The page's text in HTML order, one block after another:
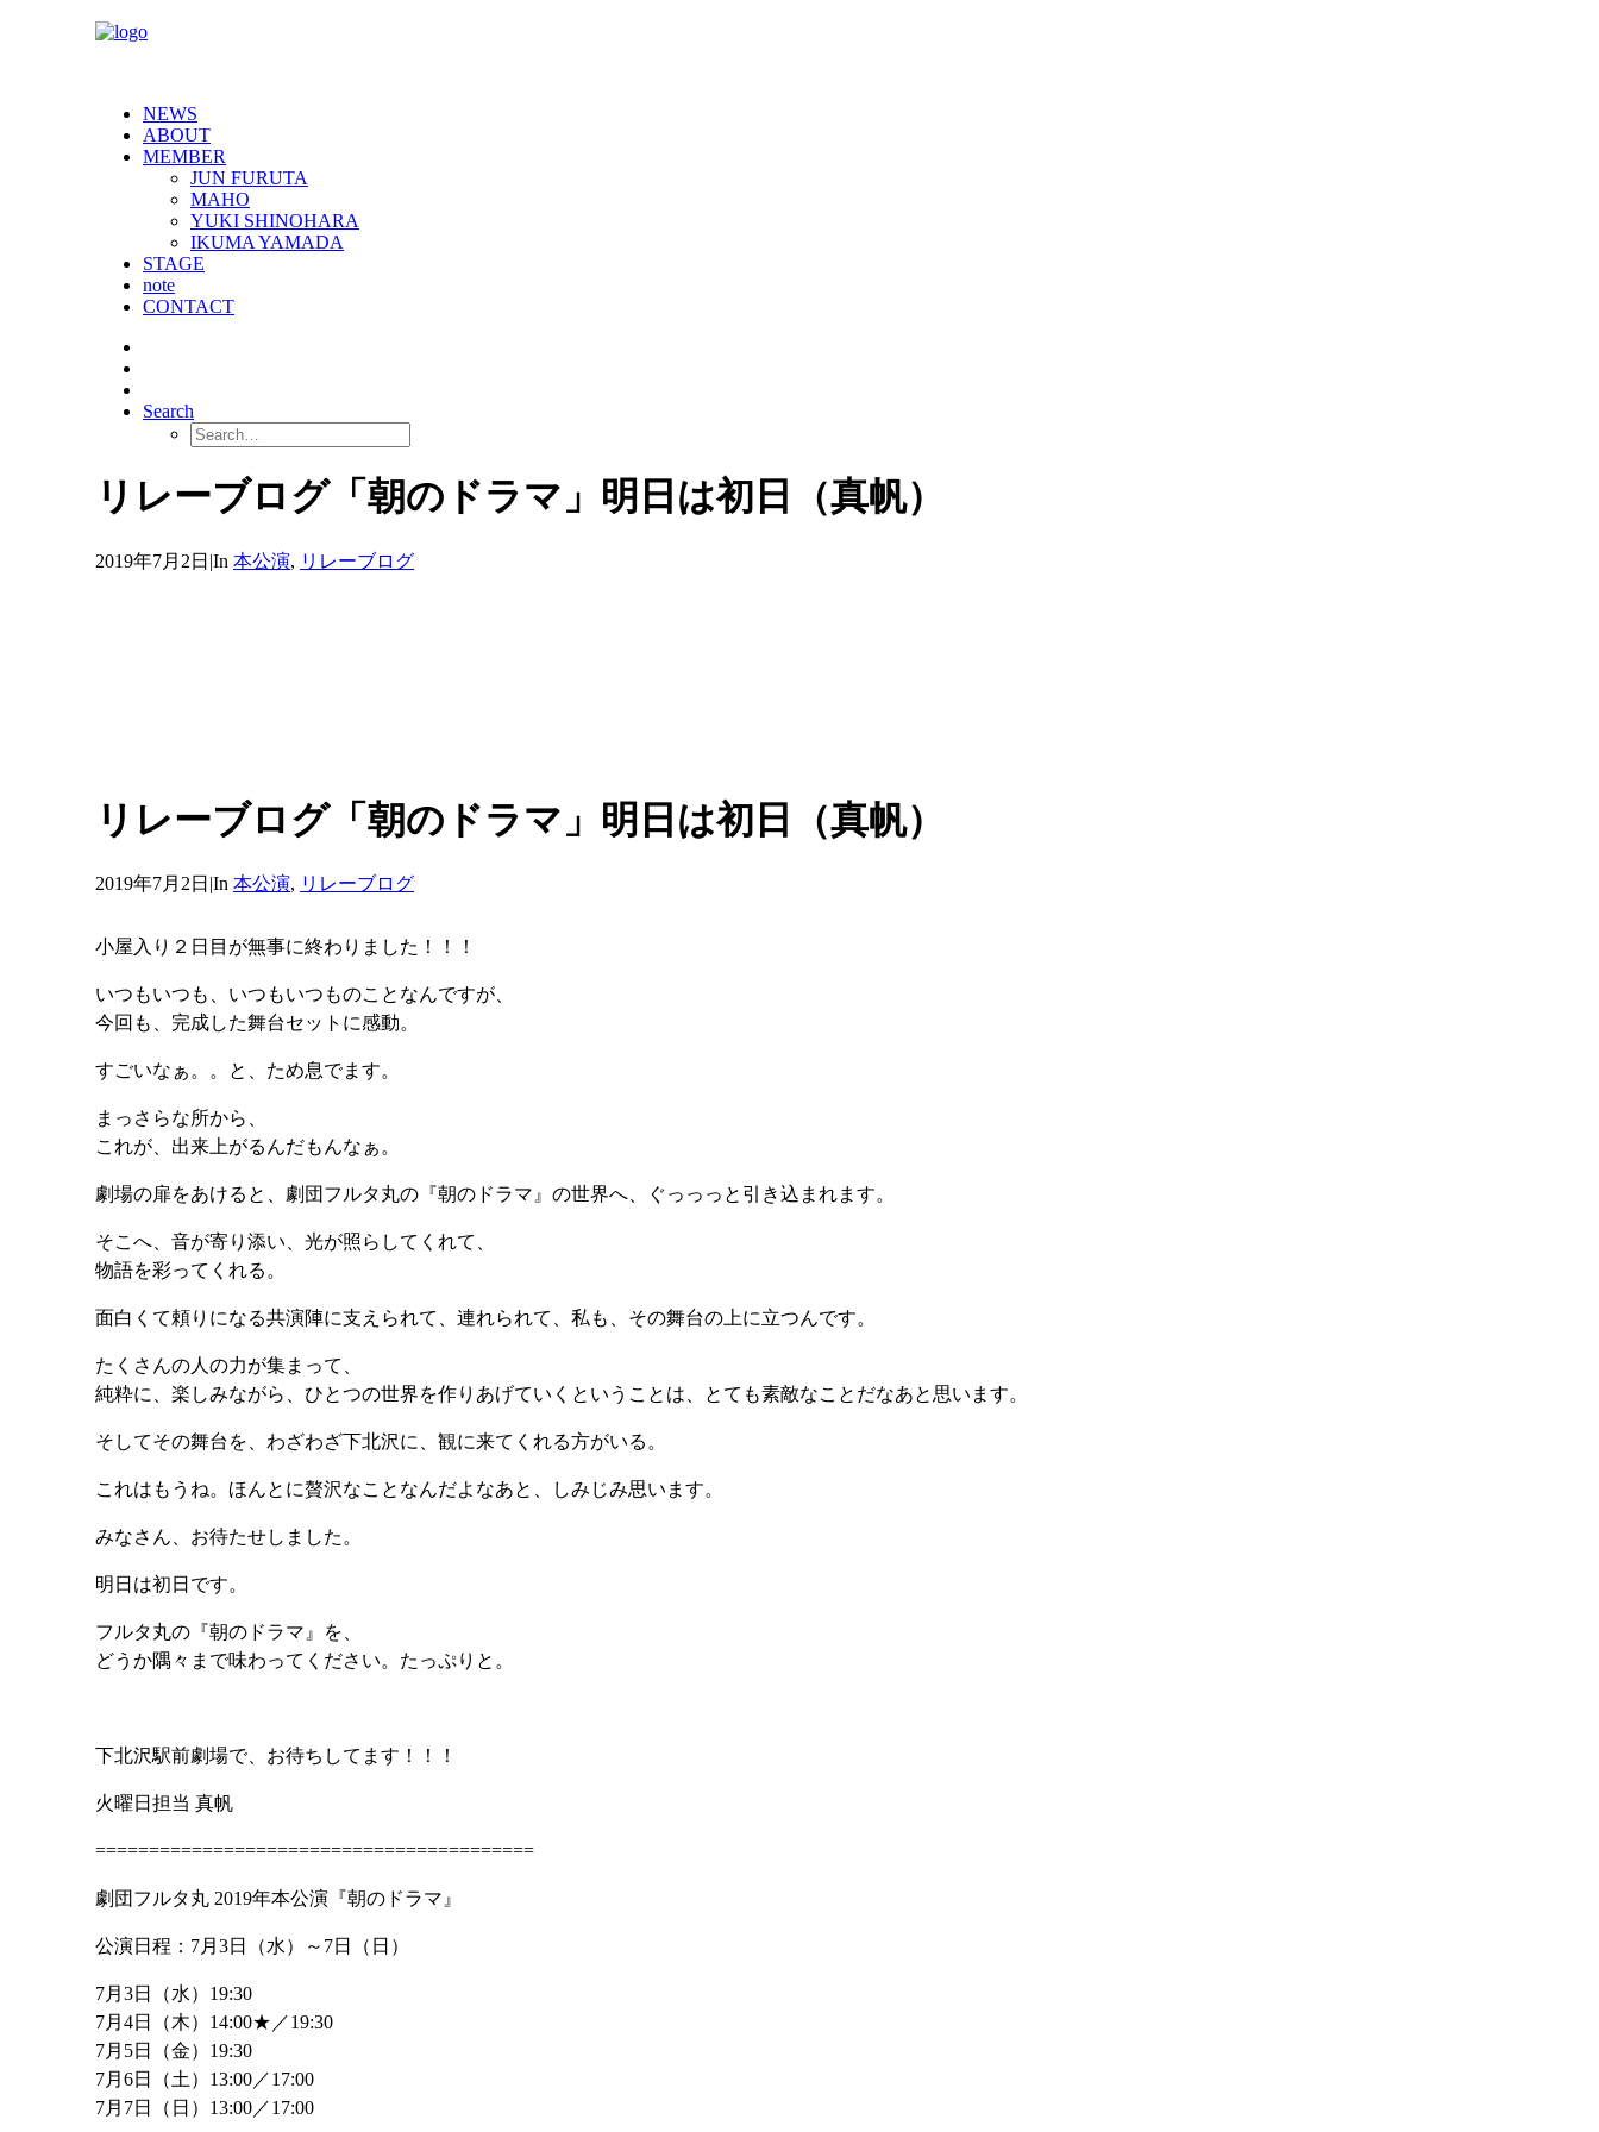
NEWS
ABOUT
MEMBER
JUN FURUTA
MAHO
YUKI SHINOHARA
IKUMA YAMADA
STAGE
note
CONTACT
Search
リレーブログ「朝のドラマ」明日は初日（真帆）
2019年7月2日 |In 本公演, リレーブログ
リレーブログ「朝のドラマ」明日は初日（真帆）
2019年7月2日 |In 本公演, リレーブログ
小屋入り２日目が無事に終わりました！！！
いつもいつも、いつもいつものことなんですが、
今回も、完成した舞台セットに感動。
すごいなぁ。。と、ため息でます。
まっさらな所から、
これが、出来上がるんだもんなぁ。
劇場の扉をあけると、劇団フルタ丸の『朝のドラマ』の世界へ、ぐっっっと引き込まれます。
そこへ、音が寄り添い、光が照らしてくれて、
物語を彩ってくれる。
面白くて頼りになる共演陣に支えられて、連れられて、私も、その舞台の上に立つんです。
たくさんの人の力が集まって、
純粋に、楽しみながら、ひとつの世界を作りあげていくということは、とても素敵なことだなあと思います。
そしてその舞台を、わざわざ下北沢に、観に来てくれる方がいる。
これはもうね。ほんとに贅沢なことなんだよなあと、しみじみ思います。
みなさん、お待たせしました。
明日は初日です。
フルタ丸の『朝のドラマ』を、
どうか隅々まで味わってください。たっぷりと。
下北沢駅前劇場で、お待ちしてます！！！
火曜日担当 真帆
=========================================
劇団フルタ丸 2019年本公演『朝のドラマ』
公演日程：7月3日（水）～7日（日）
7月3日（水）19:30
7月4日（木）14:00★／19:30
7月5日（金）19:30
7月6日（土）13:00／17:00
7月7日（日）13:00／17:00